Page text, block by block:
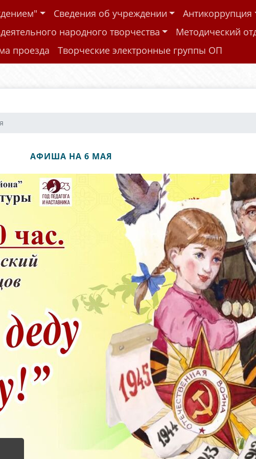
Сведения об учреждении Антикоррупция
народного творчества
Методический
проезда Творческие электронные группы ОП
АФИША НА 6 МАЯ